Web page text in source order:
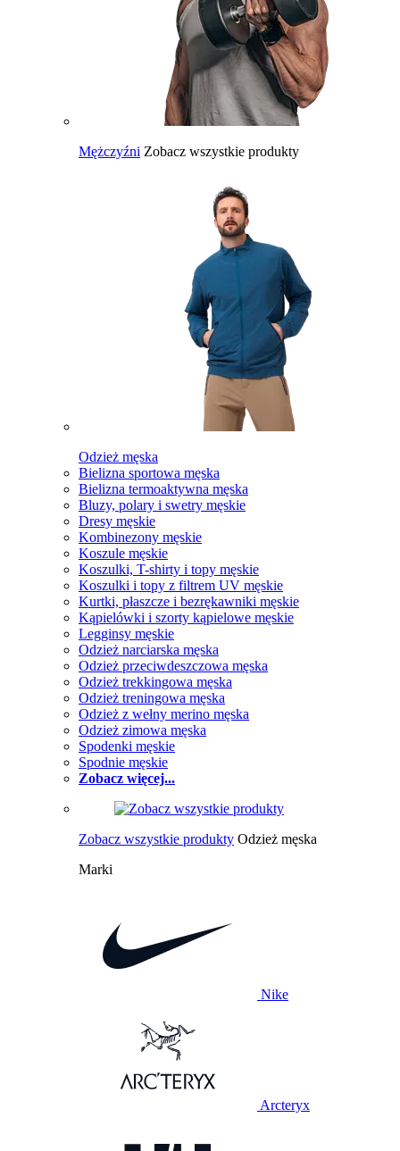
Mężczyźni Zobacz wszystkie produkty
Odzież męska
Bielizna sportowa męska
Bielizna termoaktywna męska
Bluzy, polary i swetry męskie
Dresy męskie
Kombinezony męskie
Koszule męskie
Koszulki, T-shirty i topy męskie
Koszulki i topy z filtrem UV męskie
Kurtki, płaszcze i bezrękawniki męskie
Kąpielówki i szorty kąpielowe męskie
Legginsy męskie
Odzież narciarska męska
Odzież przeciwdeszczowa męska
Odzież trekkingowa męska
Odzież treningowa męska
Odzież z wełny merino męska
Odzież zimowa męska
Spodenki męskie
Spodnie męskie
Zobacz więcej...
Zobacz wszystkie produkty Odzież męska
Marki
Nike
Arcteryx